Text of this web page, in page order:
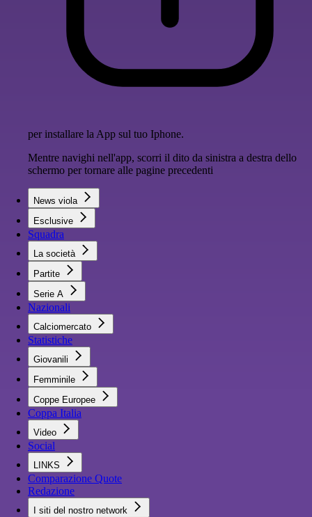
per installare la App sul tuo Iphone.
Mentre navighi nell'app, scorri il dito da sinistra a destra dello
schermo per tornare alle pagine precedenti
News viola
Esclusive
Squadra
La società
Partite
Serie A
Nazionali
Calciomercato
Statistiche
Giovanili
Femminile
Coppe Europee
Coppa Italia
Video
Social
LINKS
Comparazione Quote
Redazione
I siti del nostro network